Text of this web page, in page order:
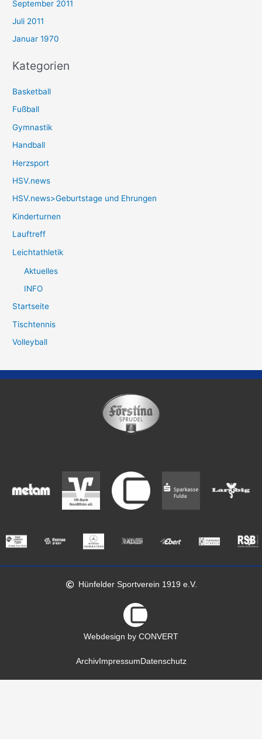
September 2011
Juli 2011
Januar 1970
Kategorien
Basketball
Fußball
Gymnastik
Handball
Herzsport
HSV.news
HSV.news>Geburtstage und Ehrungen
Kinderturnen
Lauftreff
Leichtathletik
Aktuelles
INFO
Startseite
Tischtennis
Volleyball
Hünfelder Sportverein 1919 e.V.
Webdesign by CONVERT
ArchivImpressumDatenschutz